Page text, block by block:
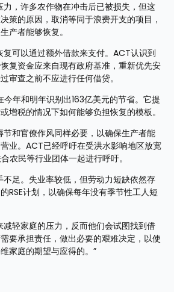
力，许多农作物在冲击后已被损失，但这
策的原因，取消等同于浪费开支的项目，
产者能够恢复。
复可以通过额外借款来支付。ACT认识到
复资金应来自现有政府基准，重新优先安
审查之前不应进行任何借贷。
今年和明年识别出163亿美元的节省。它提
增税的情况下如何能够负担恢复的模板。
节和官僚作风同样必要，以确保生产者能
业。ACT已经呼吁在受洪水影响地区放宽
农民等行业团体一起进行呼吁。
不足。失业率较低，但劳动力短缺依然存
RSE计划，以确保每年没有季节性工人短
减轻家庭的压力，反而他们会试图找到借
要承担责任，做出必要的艰难决定，以使
家庭的期望与应得的。”